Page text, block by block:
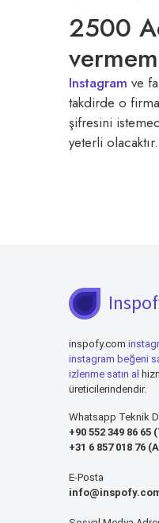
2500
Instagram ve
takdirde o
şifresini
yeterli olacaktır.
inspofy.com
instagram beğeni
izlenme satın al
üreticilerindendir.
Whatsapp Teknik
+90 552 349 86 65
+31 6 857 018 76
E-Posta